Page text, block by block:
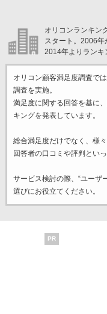
オリコンランキン
スタート。2006年
2014年よりランキ
オリコン顧客満足度調査で
調査を実施。
満足度に関する回答を基に
キングを発表しています。
総合満足度だけでなく、様
回答者の口コミや評判とい
サービス検討の際、“ユーザ
選びにお役立てください。
PR